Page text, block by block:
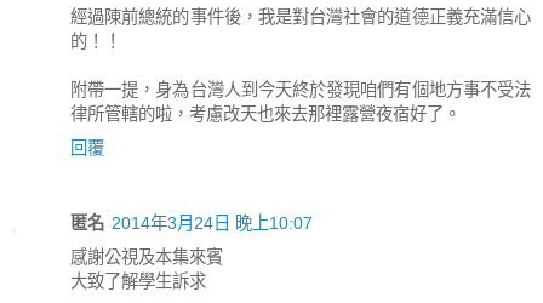
經過陳前總統的事件後，我是對台灣社會的道德正義充滿信心
的！！
附帶一提，身為台灣人到今天終於發現咱們有個地方事不受法
律所管轄的啦，考慮改天也來去那裡露營夜宿好了。
回覆
匿名 2014年3月24日 晚上10:07
感謝公視及本集來賓
大致了解學生訴求